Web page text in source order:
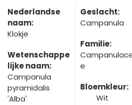
Nederlandse
naam:
Klokje
Wetenschappe
lijke naam:
Campanula
pyramidalis
'Alba'
Geslacht:
Campanula
Familie:
e
Bloemkleur:
Wit